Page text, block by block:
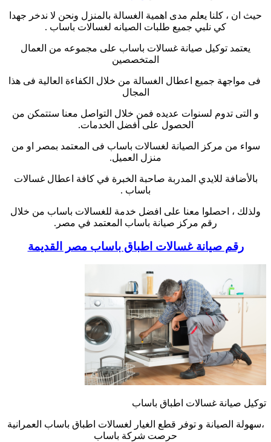
حيث ان ، كلنا يعلم مدى اهمية الغسالة بالمنزل ونحن لا ندخر جهدا
كي نلبي جميع طلبات الصيانه لغسالات باساب .
يعتمد توكيل صيانة غسالات باساب على مجموعه من العمال
المتخصصين
فى مواجهة جميع اعطال الغسالة من خلال الكفاءة العالية فى هذا
المجال
و التى تدوم لسنوات عديده فمن خلال التواصل معنا ستتمكن من
الحصول على أفضل الخدمات.
سواء من مركز الصيانة لغسالات باساب فى المعتمد بمصر او من
منزل العميل.
بالأضافة للايدي المدربة صاحبة الخبرة في كافة اعطال غسالات
باساب .
ولذلك ، احصلوا معنا على افضل خدمة للغسالات باساب من خلال
رقم مركز صيانة باساب المعتمد في مصر.
رقم صيانة غسالات اطباق باساب مصر القديمة
توكيل صيانة غسالات اطباق باساب
،سهولة الصيانة و توفر قطع الغيار لغسالات اطباق باساب العمرانية
حرصت شركة باساب